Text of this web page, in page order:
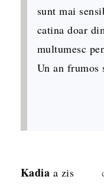
sunt mai
catina doar
multumesc
Un an frumos
Kadia a zis